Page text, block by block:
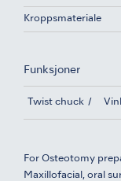
Kroppsmateriale
Funksjoner
Twist chuck
For Osteotomy
Maxillofacial, oral